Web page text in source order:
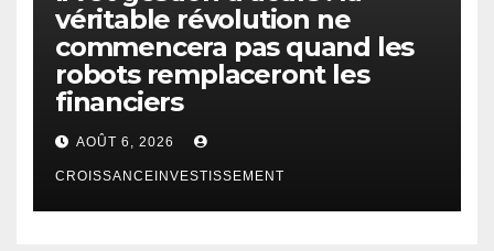
véritable révolution ne
commencera pas quand les
robots remplaceront les
financiers
AOÛT 6, 2026
CROISSANCEINVESTISSEMENT